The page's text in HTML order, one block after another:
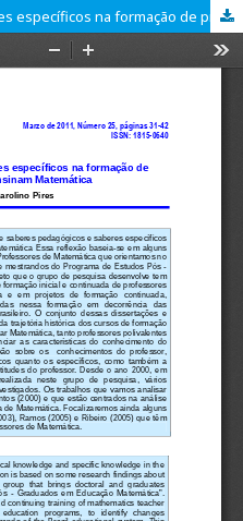
Saberes pedagógicos e saberes específicos na formação de professores que ensinam Matemática